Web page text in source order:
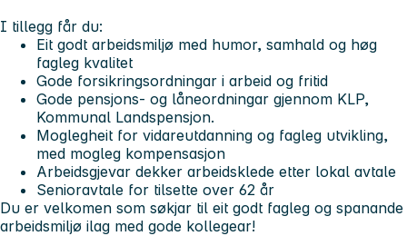
I tillegg får du:
Eit godt arbeidsmiljø med humor, samhald og høg
fagleg kvalitet
Gode forsikringsordningar i arbeid og fritid
Gode pensjons- og låneordningar gjennom KLP,
Kommunal Landspensjon.
Moglegheit for vidareutdanning og fagleg utvikling,
med mogleg kompensasjon
Arbeidsgjevar dekker arbeidsklede etter lokal avtale
Senioravtale for tilsette over 62 år
Du er velkomen som søkjar til eit godt fagleg og spanande
arbeidsmiljø ilag med gode kollegear!